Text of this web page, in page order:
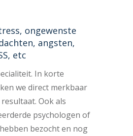
ongewenste
angsten,
etc
In korte
we direct merkbaar
Ook als
psychologen of
bezocht en nog